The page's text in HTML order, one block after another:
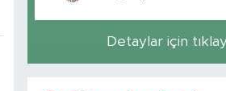
Detaylar için